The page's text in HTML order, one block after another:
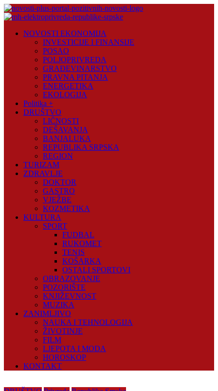
Skip
to
Plus
NOVOSTI EKONOMIJA
INVESTICIJE I FINANSIJE
POSAO
POLJOPRIVREDA
GRAĐEVINARSTVO
PRAVNA PITANJA
ENERGETIKA
EKOLOGIJA
Politika +
DRUŠTVO
LIČNOSTI
DEŠAVANJA
BANJALUKA
REPUBLIKA SRPSKA
REGION
TURIZAM
ZDRAVLJE
DOKTOR
GASTRO
VJEŽBE
KOZMETIKA
KULTURA
SPORT
FUDBAL
RUKOMET
TENIS
KOŠARKA
OSTALI SPORTOVI
OBRAZOVANJE
POZORIŠTE
KNJIŽEVNOST
MUZIKA
ZANIMLJIVO
NAUKA I TEHNOLOGIJA
ŽIVOTINJE
FILM
LJEPOTA I MODA
HOROSKOP
KONTAKT